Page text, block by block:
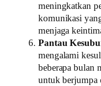
meningkatkan
komunikasi
menjaga
Pantau
mengalami
beberapa bulan
untuk berjumpa